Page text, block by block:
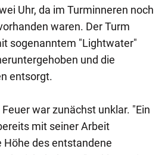
Uhr, da im Turminneren noch
waren. Der Turm
sogenanntem "Lightwater"
und die
entsorgt.
war zunächst unklar. "Ein
mit seiner Arbeit
Höhe des entstandene